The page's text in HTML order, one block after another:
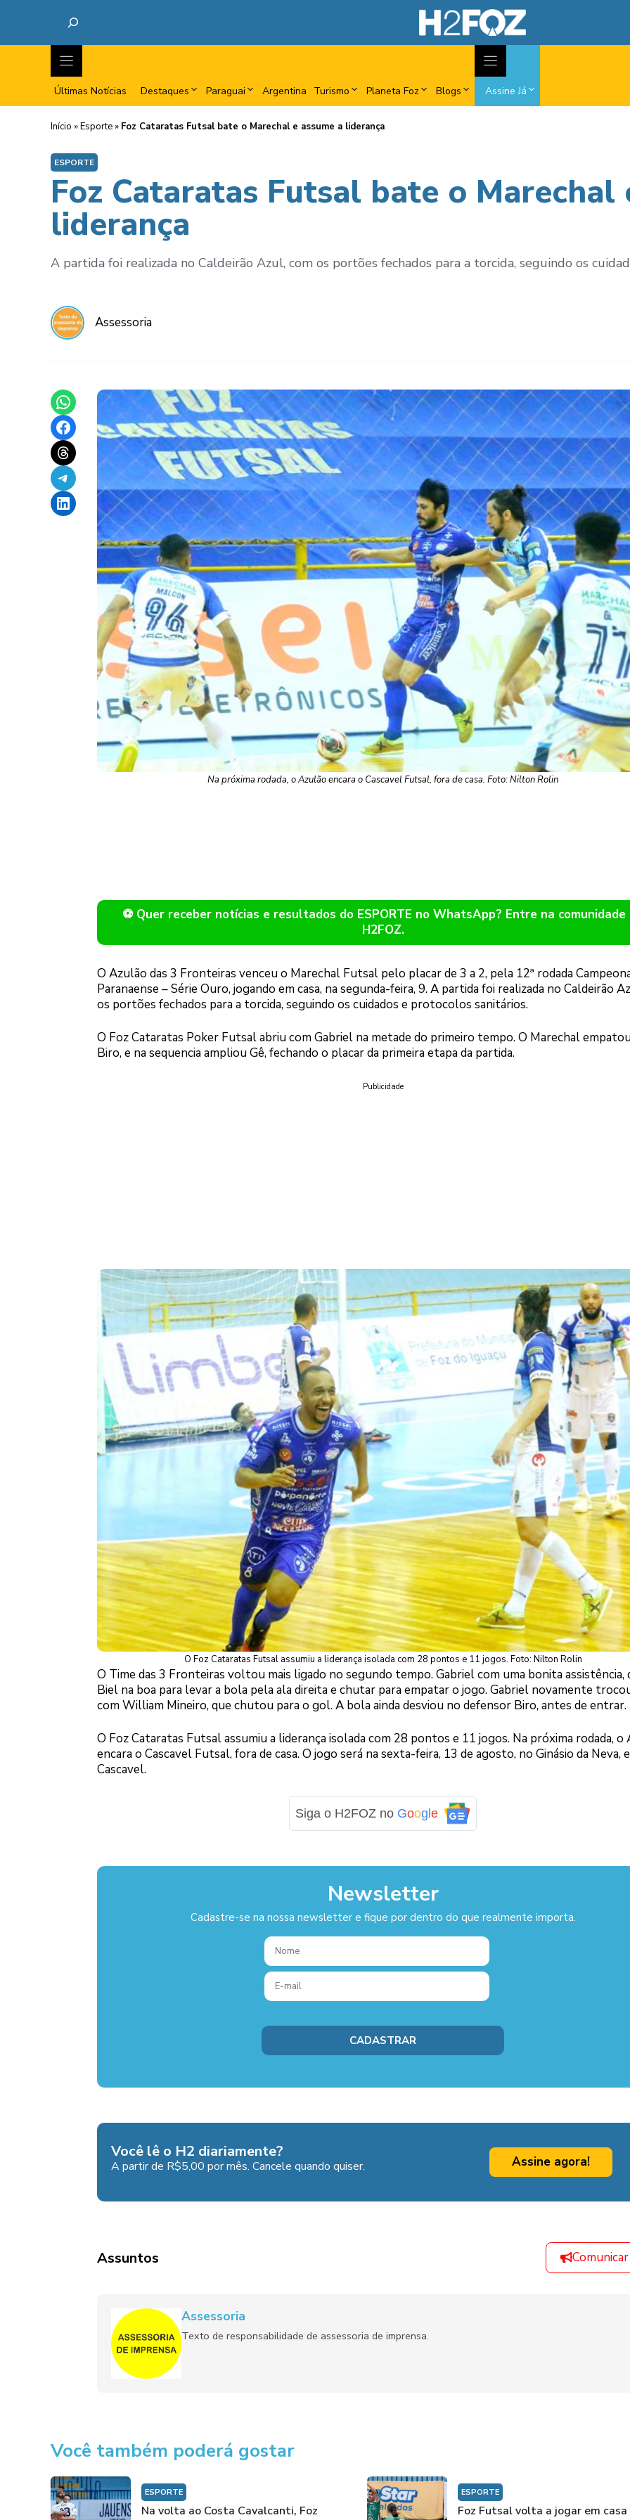
Últimas Notícias Destaques Paraguai Argentina Turismo Planeta Foz Blogs Assine Já
Início »Esporte » Foz Cataratas Futsal bate o Marechal e assume a liderança
ESPORTE
Foz Cataratas Futsal bate o Marechal
liderança
A partida foi realizada no Caldeirão Azul, com os portões fechados para a torcida, seguindo os
Assessoria
Share on WhatsApp
Share on Facebook
Share on Threads
Share on Telegram
Share on LinkedIn
Na próxima rodada, o Azulão encara o Cascavel Futsal, fora de casa. Foto: Nilton Rolin
⚽ Quer receber notícias e resultados do ESPORTE no WhatsApp? Entre na comunidade
H2FOZ.
O Azulão das 3 Fronteiras venceu o Marechal Futsal pelo placar de 3 a 2, pela 12ª rodada
Paranaense – Série Ouro, jogando em casa, na segunda-feira, 9. A partida foi realizada no Caldeirão
os portões fechados para a torcida, seguindo os cuidados e protocolos sanitários.
O Foz Cataratas Poker Futsal abriu com Gabriel na metade do primeiro tempo. O Marechal
Biro, e na sequencia ampliou Gê, fechando o placar da primeira etapa da partida.
Publicidade
O Foz Cataratas Futsal assumiu a liderança isolada com 28 pontos e 11 jogos. Foto: Nilton Rolin
O Time das 3 Fronteiras voltou mais ligado no segundo tempo. Gabriel com uma bonita assistência,
Biel na boa para levar a bola pela ala direita e chutar para empatar o jogo. Gabriel novamente
com William Mineiro, que chutou para o gol. A bola ainda desviou no defensor Biro, antes de entrar.
O Foz Cataratas Futsal assumiu a liderança isolada com 28 pontos e 11 jogos. Na próxima rodada, o
encara o Cascavel Futsal, fora de casa. O jogo será na sexta-feira, 13 de agosto, no Ginásio da Neva,
Cascavel.
Siga o H2FOZ no Google
Newsletter
Cadastre-se na nossa newsletter e fique por dentro do que realmente importa.
Você lê o H2 diariamente?
A partir de R$5,00 por mês. Cancele quando quiser. Assine agora!
Assuntos
Assessoria
Texto de responsabilidade de assessoria de imprensa.
Você também poderá gostar
ESPORTE
Na volta ao Costa Cavalcanti, Foz
ESPORTE
Foz Futsal volta a jogar em casa